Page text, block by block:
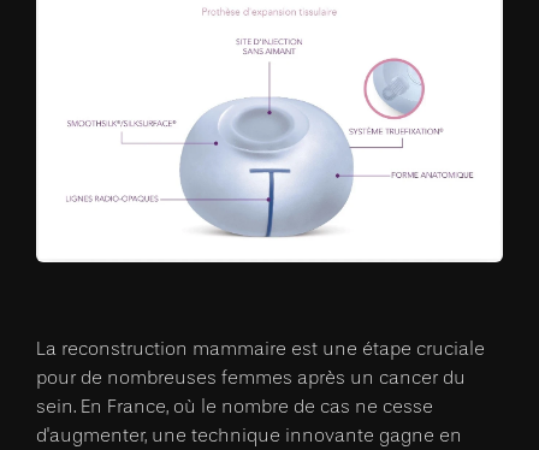
La reconstruction mammaire est une étape cruciale
pour de nombreuses femmes après un cancer du
sein. En France, où le nombre de cas ne cesse
d'augmenter, une technique innovante gagne en